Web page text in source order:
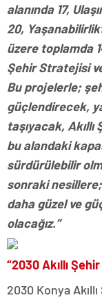
alanında 17,
20,
üzere toplamda
Şehir Stratejisi
Bu projelerle;
güçlendirecek,
taşıyacak,
bu alandaki
sürdürülebilir
sonraki
daha güzel ve
olacağız.”
“2030 Akıllı
2030 Konya